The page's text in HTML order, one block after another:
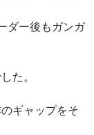
ダー後もガンガ
た。
ギャップをそ